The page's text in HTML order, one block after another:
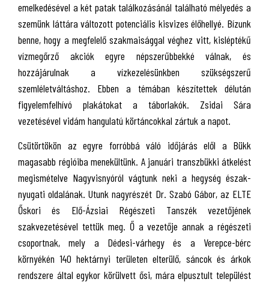
emelkedésével a két patak találkozásánál található mélyedés a
szemünk láttára változott potenciális kisvizes élőhellyé. Bízunk
benne, hogy a megfelelő szakmaisággal véghez vitt, kisléptékű
vízmegőrző akciók egyre népszerűbbekké válnak, és
hozzájárulnak a vízkezelésünkben szükségszerű
szemléletváltáshoz. Ebben a témában készítettek délután
figyelemfelhívó plakátokat a táborlakók. Zsidai Sára
vezetésével vidám hangulatú körtáncokkal zártuk a napot.
Csütörtökön az egyre forróbbá váló időjárás elől a Bükk
magasabb régióiba menekültünk. A januári transzbükki átkelést
megismételve Nagyvisnyóról vágtunk neki a hegység észak-
nyugati oldalának. Utunk nagyrészét Dr. Szabó Gábor, az ELTE
Őskori és Elő-Ázsiai Régészeti Tanszék vezetőjének
szakvezetésével tettük meg. Ő a vezetője annak a régészeti
csoportnak, mely a Dédesi-várhegy és a Verepce-bérc
környékén 140 hektárnyi területen elterülő, sáncok és árkok
rendszere által egykor körülvett ősi, mára elpusztult települést